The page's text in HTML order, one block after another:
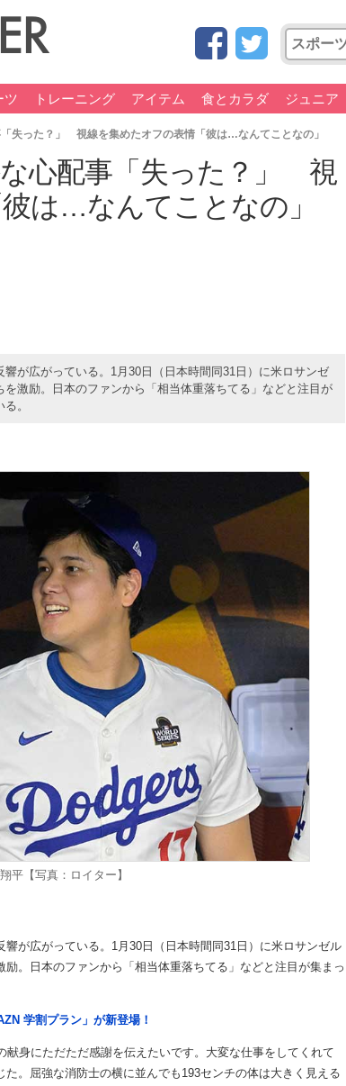
ツ トレーニング アイテム 食とカラダ ジュニア
失った？」 視線を集めたオフの表情「彼は…なんてことなの」
心配事「失った？」 視
は…なんてことなの」
が広がっている。1月30日（日本時間同31日）に米ロサンゼ
激励。日本のファンから「相当体重落ちてる」などと注目が
。
平【写真：ロイター】
が広がっている。1月30日（日本時間同31日）に米ロサンゼル
。日本のファンから「相当体重落ちてる」などと注目が集まっ
学割プラン」が新登場！
身にただただ感謝を伝えたいです。大変な仕事をしてくれて
。屈強な消防士の横に並んでも193センチの体は大きく見える